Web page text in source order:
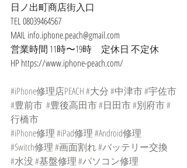
日ノ出町商店街入口
TEL 08039464567
MAIL info.iphone.peach@gmail.com
営業時間 11時〜19時　定休日 不定休
HP https://www.iphone-peach.com/
#iPhone修理店PEACH#大分#中津市#宇佐市
#豊前市 #豊後高田市#日田市#別府市#
行橋市
#iPhone修理#iPad修理#Android修理
#Switch修理#画面割れ#バッテリー交換
#水没#基盤修理#パソコン修理